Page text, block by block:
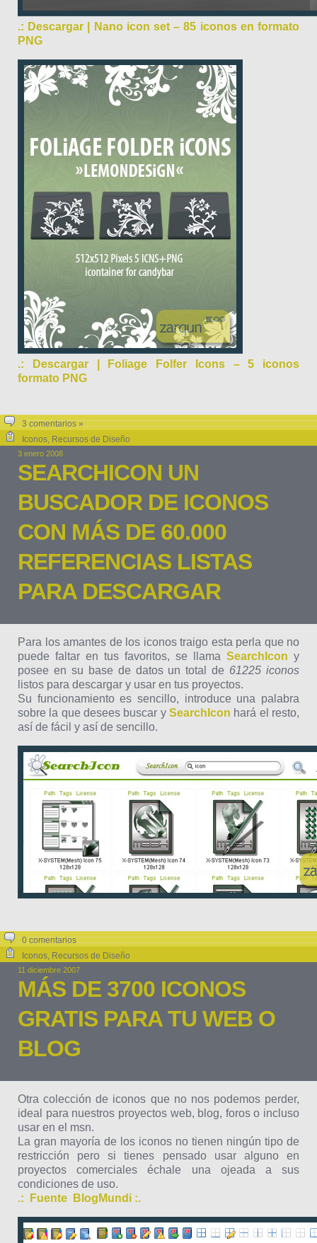
.: Descargar | Nano icon set – 85 iconos en formato
PNG
.: Descargar | Foliage Folfer Icons – 5 iconos
formato PNG
3 comentarios »
Iconos, Recursos de Diseño
3 enero 2008
SEARCHICON UN
BUSCADOR DE ICONOS
CON MÁS DE 60.000
REFERENCIAS LISTAS
PARA DESCARGAR
Para los amantes de los iconos traigo esta perla que no
puede faltar en tus favoritos, se llama SearchIcon y
posee en su base de datos un total de 61225 iconos
listos para descargar y usar en tus proyectos.
Su funcionamiento es sencillo, introduce una palabra
sobre la que desees buscar y SearchIcon hará el resto,
así de fácil y así de sencillo.
0 comentarios
Iconos, Recursos de Diseño
11 diciembre 2007
MÁS DE 3700 ICONOS
GRATIS PARA TU WEB O
BLOG
Otra colección de iconos que no nos podemos perder,
ideal para nuestros proyectos web, blog, foros o incluso
usar en el msn.
La gran mayoría de los iconos no tienen ningún tipo de
restricción pero si tienes pensado usar alguno en
proyectos comerciales échale una ojeada a sus
condiciones de uso.
.: Fuente BlogMundi :.